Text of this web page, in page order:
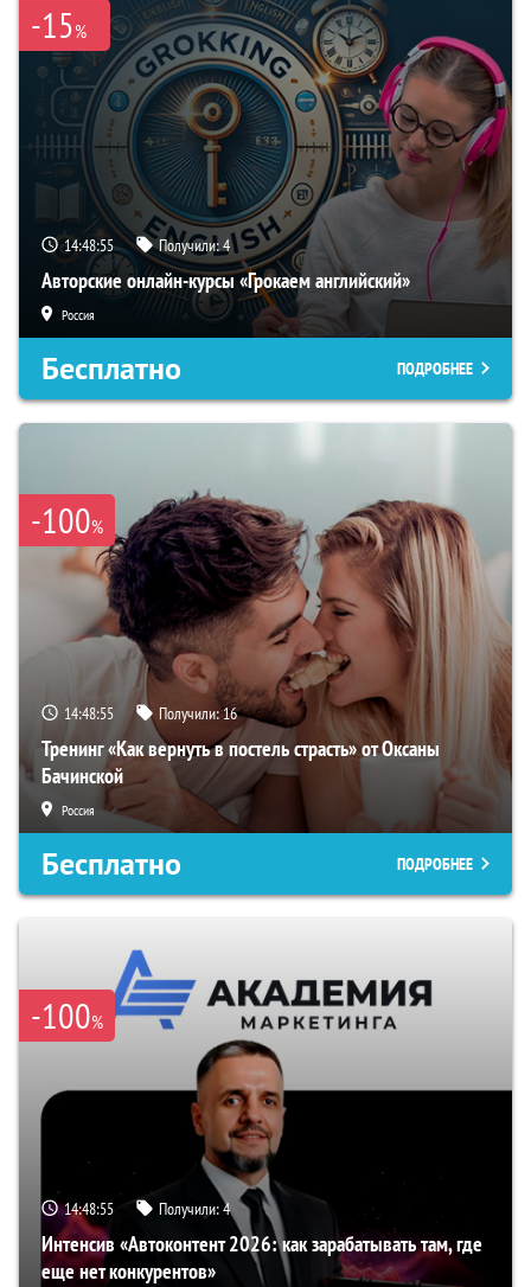
-15%
14:48:54 Получили:4
Авторские онлайн-курсы «Грокаем английский»
Россия
Бесплатно ПОДРОБНЕЕ
-100%
14:48:54 Получили:16
Тренинг «Как вернуть в постель страсть» от Оксаны
Бачинской
Россия
Бесплатно ПОДРОБНЕЕ
-100%
14:48:54 Получили:4
Интенсив «Автоконтент 2026: как зарабатывать там, где
еще нет конкурентов»